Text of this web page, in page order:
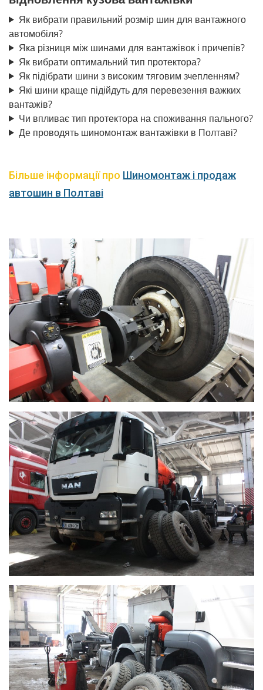
Як вибрати правильний розмір шин для вантажного
автомобіля?
Яка різниця між шинами для вантажівок і причепів?
Як вибрати оптимальний тип протектора?
Як підібрати шини з високим тяговим зчепленням?
Які шини краще підійдуть для перевезення важких
вантажів?
Чи впливає тип протектора на споживання пального?
Де проводять шиномонтаж вантажівки в Полтаві?
Більше інформації про Шиномонтаж і продаж
автошин в Полтаві